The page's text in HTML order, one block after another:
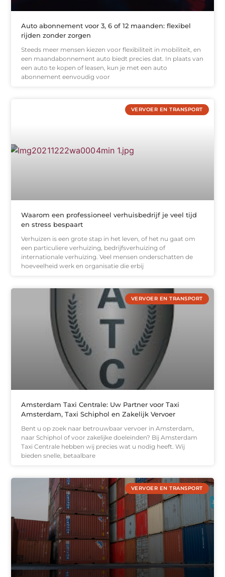
Auto abonnement voor 3, 6 of 12 maanden: flexibel
rijden zonder zorgen
Steeds meer mensen kiezen voor flexibiliteit in mobiliteit, en
een maandabonnement auto biedt precies dat. In plaats van
een auto te kopen of leasen, kun je met een auto
abonnement eenvoudig voor
VERVOER EN TRANSPORT
Waarom een professioneel verhuisbedrijf je veel tijd
en stress bespaart
Verhuizen is een grote stap in het leven, of het nu gaat om
een particuliere verhuizing, bedrijfsverhuizing of
internationale verhuizing. Veel mensen onderschatten de
hoeveelheid werk en organisatie die erbij
VERVOER EN TRANSPORT
Amsterdam Taxi Centrale: Uw Partner voor Taxi
Amsterdam, Taxi Schiphol en Zakelijk Vervoer
Bent u op zoek naar betrouwbaar vervoer in Amsterdam,
naar Schiphol of voor zakelijke doeleinden? Bij Amsterdam
Taxi Centrale hebben wij precies wat u nodig heeft. Wij
bieden snelle, betaalbare
VERVOER EN TRANSPORT